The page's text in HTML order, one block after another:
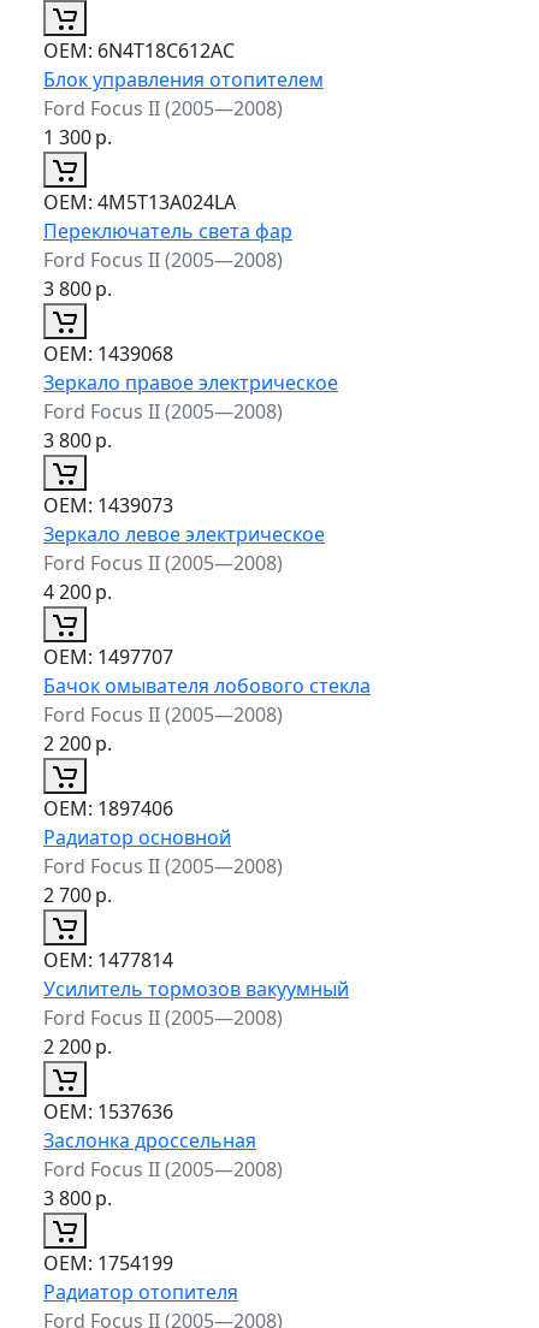
ОЕМ: 6N4T18C612AC
Блок управления отопителем
Ford Focus II (2005—2008)
1 300р.
ОЕМ: 4M5T13A024LA
Переключатель света фар
Ford Focus II (2005—2008)
3 800р.
ОЕМ: 1439068
Зеркало правое электрическое
Ford Focus II (2005—2008)
3 800р.
ОЕМ: 1439073
Зеркало левое электрическое
Ford Focus II (2005—2008)
4 200р.
ОЕМ: 1497707
Бачок омывателя лобового стекла
Ford Focus II (2005—2008)
2 200р.
ОЕМ: 1897406
Радиатор основной
Ford Focus II (2005—2008)
2 700р.
ОЕМ: 1477814
Усилитель тормозов вакуумный
Ford Focus II (2005—2008)
2 200р.
ОЕМ: 1537636
Заслонка дроссельная
Ford Focus II (2005—2008)
3 800р.
ОЕМ: 1754199
Радиатор отопителя
Ford Focus II (2005—2008)